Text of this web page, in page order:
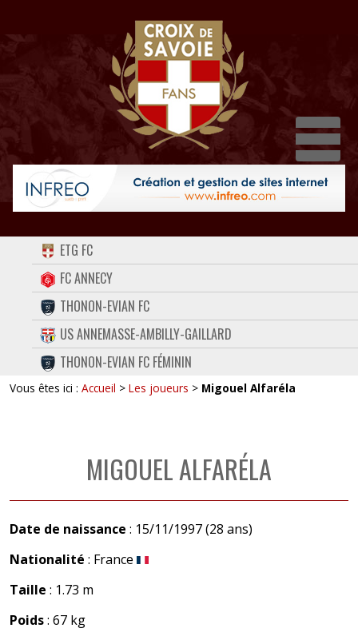
ACCUEIL
FORUM
CONTACT
FACEBOOK
TWITTER
ETG FC
FC ANNECY
THONON-EVIAN FC
US ANNEMASSE-AMBILLY-GAILLARD
THONON-EVIAN FC FÉMININ
Vous êtes ici : Accueil > Les joueurs > Migouel Alfaréla
MIGOUEL ALFARÉLA
Date de naissance : 15/11/1997 (28 ans)
Nationalité : France
Taille : 1.73 m
Poids: 67 kg